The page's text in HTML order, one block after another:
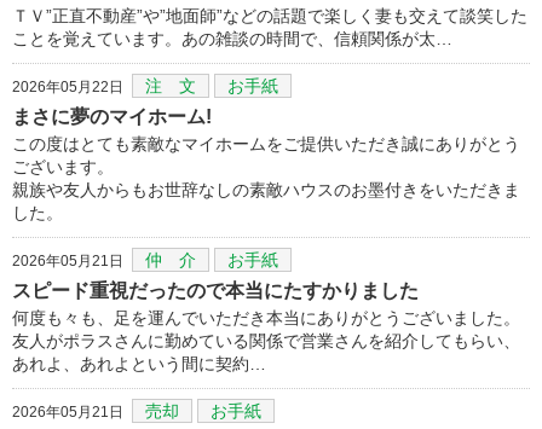
ＴＶ”正直不動産”や”地面師”などの話題で楽しく妻も交えて談笑した
ことを覚えています。あの雑談の時間で、信頼関係が太…
2026年05月22日 注 文 お手紙
まさに夢のマイホーム!
この度はとても素敵なマイホームをご提供いただき誠にありがとう
ございます。
親族や友人からもお世辞なしの素敵ハウスのお墨付きをいただきま
した。
2026年05月21日 仲 介 お手紙
スピード重視だったので本当にたすかりました
何度も々も、足を運んでいただき本当にありがとうございました。
友人がポラスさんに勤めている関係で営業さんを紹介してもらい、
あれよ、あれよという間に契約…
2026年05月21日 売却 お手紙